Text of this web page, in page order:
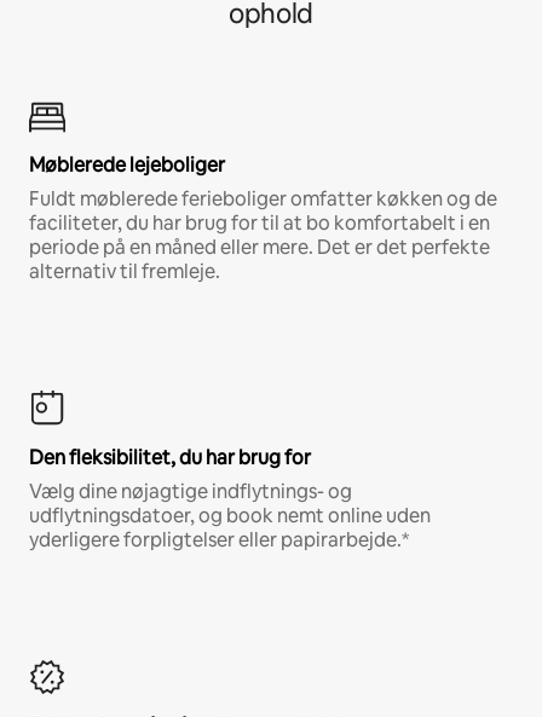
ophold
Møblerede lejeboliger
Fuldt møblerede ferieboliger omfatter køkken og de
faciliteter, du har brug for til at bo komfortabelt i en
periode på en måned eller mere. Det er det perfekte
alternativ til fremleje.
Den fleksibilitet, du har brug for
Vælg dine nøjagtige indflytnings- og
udflytningsdatoer, og book nemt online uden
yderligere forpligtelser eller papirarbejde.*